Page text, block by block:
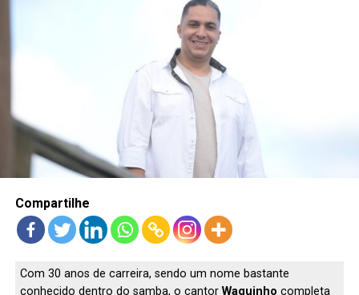
Compartilhe
Com 30 anos de carreira, sendo um nome bastante
conhecido dentro do samba, o cantor Waguinho completa